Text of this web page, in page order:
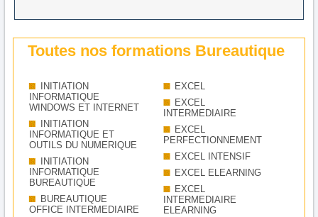
Toutes nos formations Bureautique
INITIATION
INFORMATIQUE
WINDOWS ET INTERNET
INITIATION
INFORMATIQUE ET
OUTILS DU NUMERIQUE
INITIATION
INFORMATIQUE
BUREAUTIQUE
BUREAUTIQUE
OFFICE INTERMEDIAIRE
EXCEL
EXCEL
INTERMEDIAIRE
EXCEL
PERFECTIONNEMENT
EXCEL INTENSIF
EXCEL ELEARNING
EXCEL
INTERMEDIAIRE
ELEARNING